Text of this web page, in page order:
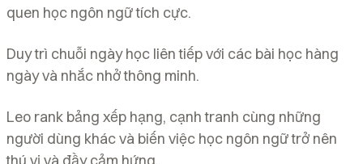
quen học ngôn ngữ tích cực.
Duy trì chuỗi ngày học liên tiếp với các bài học hàng
ngày và nhắc nhở thông minh.
Leo rank bảng xếp hạng, cạnh tranh cùng những
người dùng khác và biến việc học ngôn ngữ trở nên